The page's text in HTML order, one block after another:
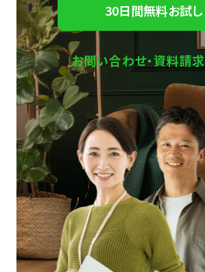
30日間無料お試し
お問い合わせ・資料請求